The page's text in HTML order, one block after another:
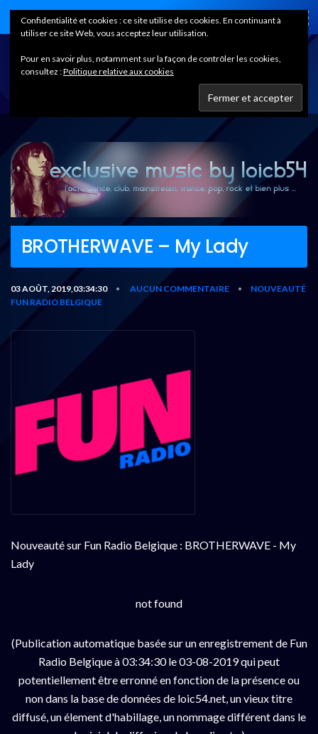
Home
BROTHERWAVE – My Lady
03 AOÛT, 2019,03:34:30 • AUCUN COMMENTAIRE •
NOUVEAUTÉ
FUN RADIO BELGIQUE
Nouveauté sur Fun Radio Belgique : BROTHERWAVE - My
Lady
not found
(Publication automatique basée sur un enregistrement de Fun
Radio Belgique à 03:34:30 le 03-08-2019 qui peut
potentiellement être erronné en fonction de la présence ou
non dans la base de données de loic54.net, un vieux titre
diffusé, un élement d'habillage, un nommage différent dans le
Confidentialité et cookies : ce site utilise des cookies. En continuant à
utiliser ce site Web, vous acceptez leur utilisation.
Pour en savoir plus, notamment sur la façon de contrôler les cookies,
consultez :Politique relative aux cookies